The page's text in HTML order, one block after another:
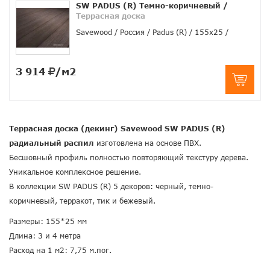
SW PADUS (R) Темно-коричневый /
Террасная доска
Savewood
Россия Padus (R) 155х25
3 914 /м2
Террасная доска (декинг) Savewood SW PADUS (R)
радиальный распил изготовлена на основе ПВХ.
Бесшовный профиль полностью повторяющий текстуру дерева.
Уникальное комплексное решение.
В коллекции SW PADUS (R) 5 декоров: черный, темно-
коричневый, терракот, тик и бежевый.
Размеры: 155*25 мм
Длина: 3 и 4 метра
Расход на 1 м2: 7,75 м.пог.